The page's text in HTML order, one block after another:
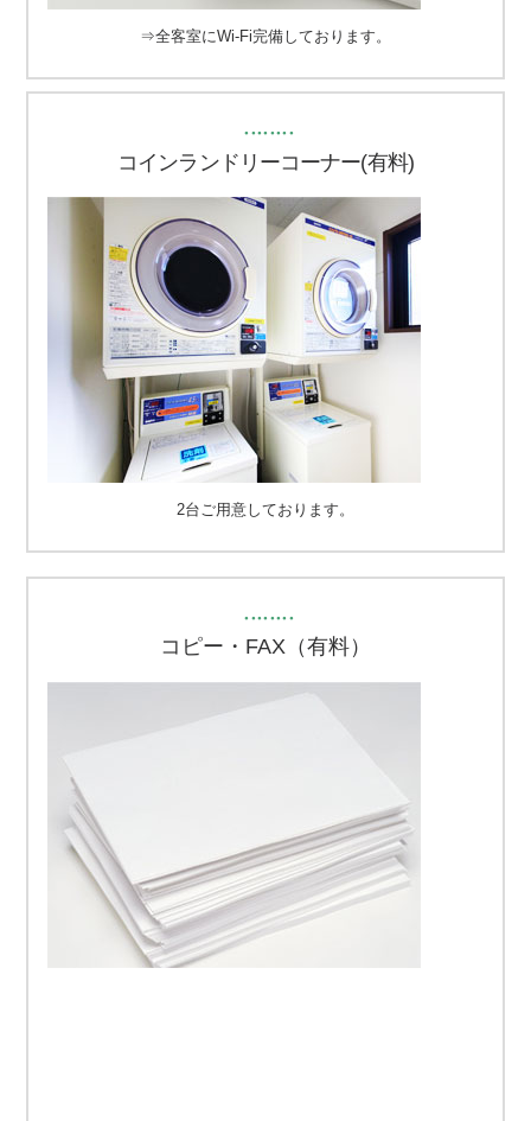
⇒全客室にWi-Fi完備しております。
・・・・・・・・
コインランドリーコーナー(有料)
2台ご用意しております。
・・・・・・・・
コピー・FAX（有料）